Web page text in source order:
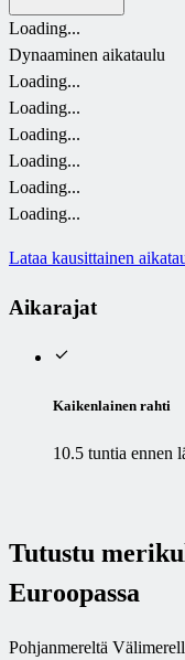
Loading...
Dynaaminen aikataulu
Loading...
Loading...
Loading...
Loading...
Loading...
Loading...
Lataa kausittainen
Aikarajat
Kaikenlainen rahti
10.5 tuntia ennen
Tutustu
Euroopassa
Pohjanmereltä